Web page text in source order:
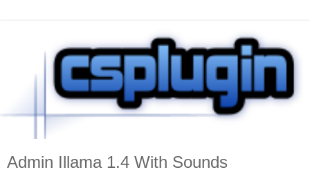
Admin Illama 1.4 With Sounds